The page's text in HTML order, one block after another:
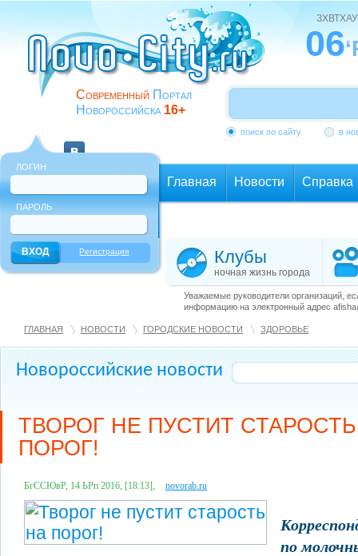
Современный Портал
Новороссийска 16+
ЗХВТХАУ
06
поиск по сайту в
ЛОГИН
ПАРОЛЬ
Регистрация
Главная Новости Справка
Клубы
ночная жизнь города
Уважаемые руководители организаций,
информацию на электронный адрес
ГЛАВНАЯ НОВОСТИ ГОРОДСКИЕ НОВОСТИ ЗДОРОВЬЕ
Новороссийские новости
ТВОРОГ НЕ ПУСТИТ
ПОРОГ!
БгССЮвР, 14 ЬРп 2016, [18:13], novorab.ru
по